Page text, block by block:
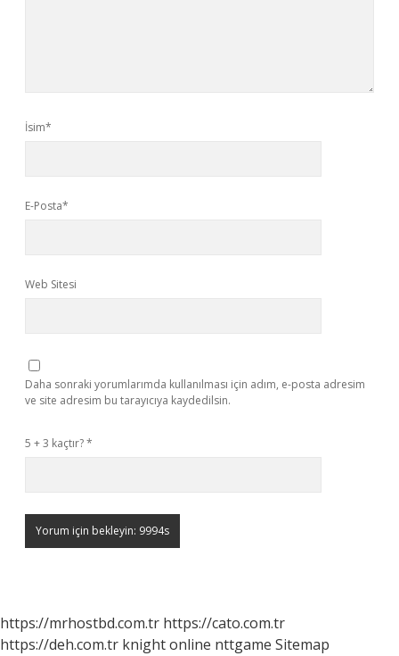
İsim*
E-Posta*
Web Sitesi
Daha sonraki yorumlarımda kullanılması için adım, e-posta adresim
ve site adresim bu tarayıcıya kaydedilsin.
5 + 3 kaçtır?*
https://mrhostbd.com.tr https://cato.com.tr
https://deh.com.tr knight online nttgame Sitemap